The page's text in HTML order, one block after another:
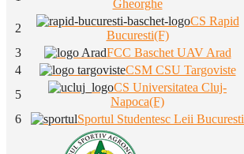
Gheorghe
2
CS Rapid
Bucuresti(F)
3
FCC Baschet UAV Arad
4
CSM CSU Targoviste
5
CS Universitatea Cluj-
Napoca(F)
6
Sportul Studentesc Leii Bucuresti